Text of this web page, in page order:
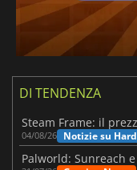
DI TENDENZA
04/08/26 Notizie su